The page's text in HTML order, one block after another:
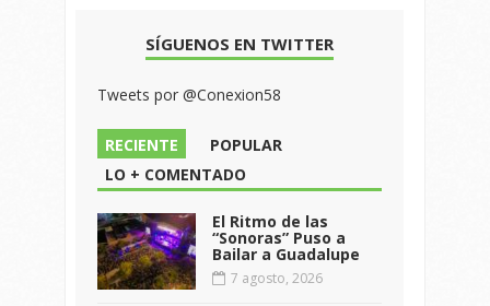
SÍGUENOS EN TWITTER
Tweets por @Conexion58
RECIENTE
POPULAR
LO + COMENTADO
El Ritmo de las
“Sonoras” Puso a
Bailar a Guadalupe
7 agosto, 2026